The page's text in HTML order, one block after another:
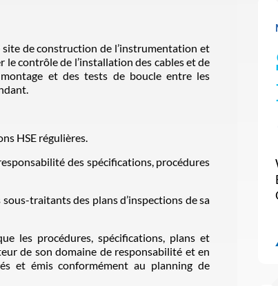
de construction de l’instrumentation et
contrôle de l’installation des cables et de
et des tests de boucle entre les
HSE régulières.
des spécifications, procédures
traitants des plans d’inspections de sa
les procédures, spécifications, plans et
de son domaine de responsabilité et en
et émis conformément au planning de